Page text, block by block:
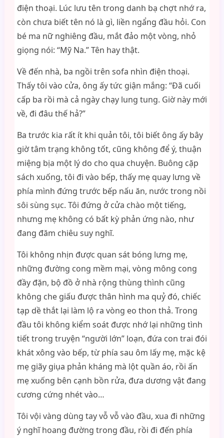
điện thoại. Lúc lưu tên trong danh bạ chợt nhớ ra,
còn chưa biết tên nó là gì, liền ngẩng đầu hỏi. Con
bé ma nữ nghiêng đầu, mắt đảo một vòng, nhỏ
giọng nói: “Mỹ Na.” Tên hay thật.
Về đến nhà, ba ngồi trên sofa nhìn điện thoại.
Thấy tôi vào cửa, ông ấy tức giận mắng: “Đã cuối
cấp ba rồi mà cả ngày chạy lung tung. Giờ này mới
về, đi đâu thế hả?”
Ba trước kia rất ít khi quản tôi, tôi biết ông ấy bây
giờ tâm trạng không tốt, cũng không để ý, thuận
miệng bịa một lý do cho qua chuyện. Buông cặp
sách xuống, tôi đi vào bếp, thấy mẹ quay lưng về
phía mình đứng trước bếp nấu ăn, nước trong nồi
sôi sùng sục. Tôi đứng ở cửa chào một tiếng,
nhưng mẹ không có bất kỳ phản ứng nào, như
đang đăm chiêu suy nghĩ.
Tôi không nhịn được quan sát bóng lưng mẹ,
những đường cong mềm mại, vòng mông cong
đầy đặn, bộ đồ ở nhà rộng thùng thình cũng
không che giấu được thân hình ma quỷ đó, chiếc
tạp dề thắt lại làm lộ ra vòng eo thon thả. Trong
đầu tôi không kiểm soát được nhớ lại những tình
tiết trong truyện “người lớn” loạn, đứa con trai đói
khát xông vào bếp, từ phía sau ôm lấy mẹ, mặc kệ
mẹ giãy giụa phản kháng mà lột quần áo, rồi ấn
mẹ xuống bên cạnh bồn rửa, đưa dương vật đang
cương cứng nhét vào…
Tôi vội vàng dùng tay vỗ vỗ vào đầu, xua đi những
ý nghĩ hoang đường trong đầu, rồi đi đến phía